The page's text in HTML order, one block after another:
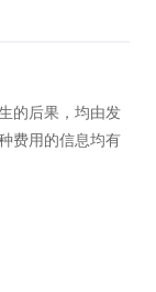
的后果，均由发
费用的信息均有